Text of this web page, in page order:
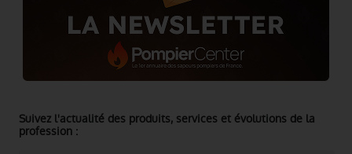
Suivez l'actualité des produits, services et évolutions de la
profession :